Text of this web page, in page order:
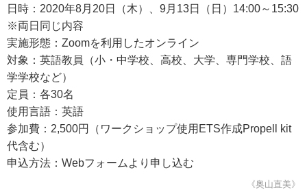
日時：2020年8月20日（木）、9月13日（日）14:00～15:30
※両日同じ内容
実施形態：Zoomを利用したオンライン
対象：英語教員（小・中学校、高校、大学、専門学校、語
学学校など）
定員：各30名
使用言語：英語
参加費：2,500円（ワークショップ使用ETS作成Propell kit
代含む）
申込方法：Webフォームより申し込む
《奥山直美》